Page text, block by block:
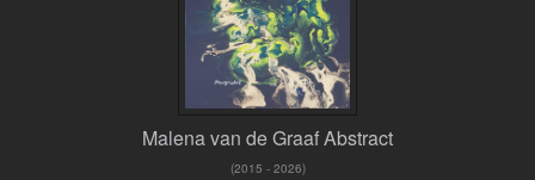
Malena van de Graaf Abstract
(2015 - 2026)